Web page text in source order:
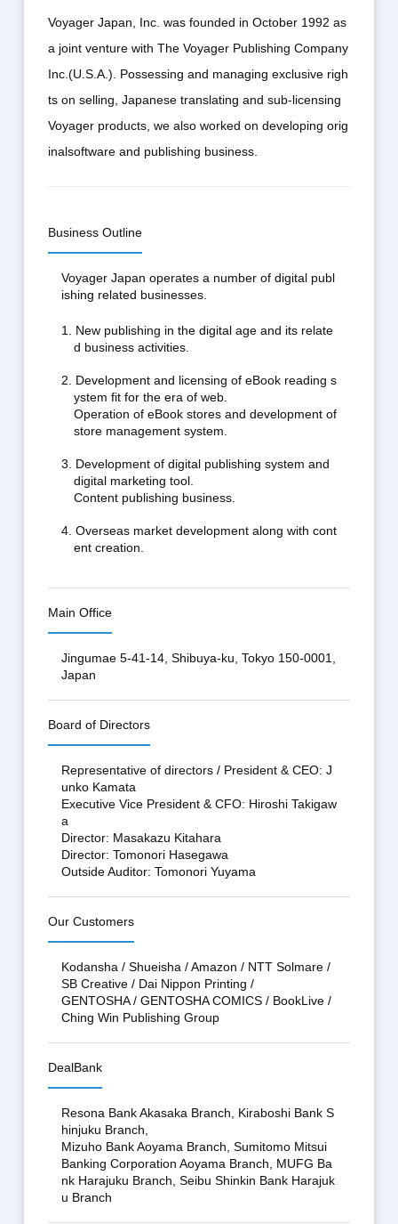
Voyager Japan, Inc. was founded in October 1992 as
a joint venture with The Voyager Publishing Company
Inc.(U.S.A.). Possessing and managing exclusive righ
ts on selling, Japanese translating and sub-licensing
Voyager products, we also worked on developing orig
inalsoftware and publishing business.
Business Outline
Voyager Japan operates a number of digital publ
ishing related businesses.
1. New publishing in the digital age and its relate
d business activities.
2. Development and licensing of eBook reading s
ystem fit for the era of web.
Operation of eBook stores and development of
store management system.
3. Development of digital publishing system and
digital marketing tool.
Content publishing business.
4. Overseas market development along with cont
ent creation.
Main Office
Jingumae 5-41-14, Shibuya-ku, Tokyo 150-0001,
Japan
Board of Directors
Representative of directors / President & CEO: J
unko Kamata
Executive Vice President & CFO: Hiroshi Takigaw
a
Director: Masakazu Kitahara
Director: Tomonori Hasegawa
Outside Auditor: Tomonori Yuyama
Our Customers
Kodansha / Shueisha / Amazon / NTT Solmare /
SB Creative / Dai Nippon Printing /
GENTOSHA / GENTOSHA COMICS / BookLive /
Ching Win Publishing Group
DealBank
Resona Bank Akasaka Branch, Kiraboshi Bank S
hinjuku Branch,
Mizuho Bank Aoyama Branch, Sumitomo Mitsui
Banking Corporation Aoyama Branch, MUFG Ba
nk Harajuku Branch, Seibu Shinkin Bank Harajuk
u Branch